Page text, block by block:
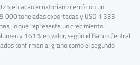
el cacao ecuatoriano cerró con un
000 toneladas exportadas y USD 1 333
lo que representa un crecimiento
y 161 % en valor, según el Banco Central
confirman al grano como el segundo